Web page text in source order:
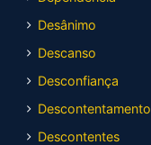
Desânimo
Descanso
Desconfiança
Descontentamento
Descontentes